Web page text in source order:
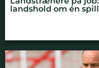
landshold om én